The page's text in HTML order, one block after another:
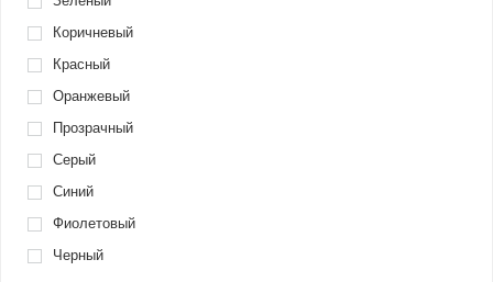
Коричневый
Красный
Оранжевый
Прозрачный
Серый
Синий
Фиолетовый
Черный